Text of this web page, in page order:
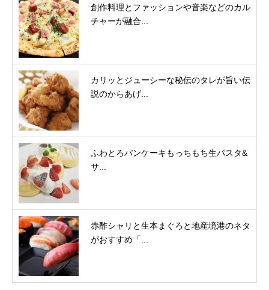
創作料理とファッションや音楽などのカル
チャーが融合...
カリッとジューシーな秘伝のタレが旨い伝
説のからあげ...
ふわとろパンケーキもっちもち生パスタ&
サ...
赤酢シャリと生本まぐろと地産境港のネタ
がおすすめ「...